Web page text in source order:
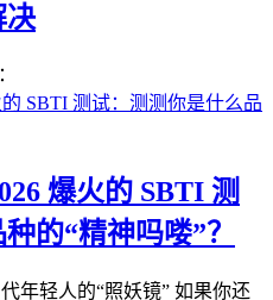
决
爆火的 SBTI 测
的“精神吗喽”？
年轻人的“照妖镜” 如果你还